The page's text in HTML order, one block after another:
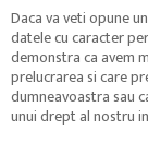
Daca va veti opune
datele cu caracter
demonstra ca avem
prelucrarea si care
dumneavoastra sau
unui drept al nostru